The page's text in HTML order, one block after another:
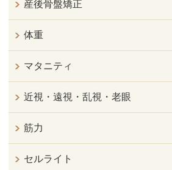
産後骨盤矯正
体重
マタニティ
近視・遠視・乱視・老眼
筋力
セルライト